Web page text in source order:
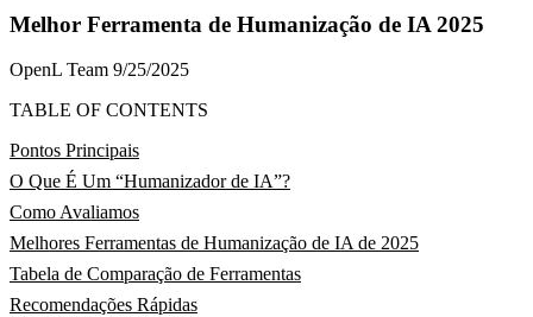
Melhor Ferramenta de Humanização de IA 2025
OpenL Team 9/25/2025
TABLE OF CONTENTS
Pontos Principais
O Que É Um “Humanizador de IA”?
Como Avaliamos
Melhores Ferramentas de Humanização de IA de 2025
Tabela de Comparação de Ferramentas
Recomendações Rápidas